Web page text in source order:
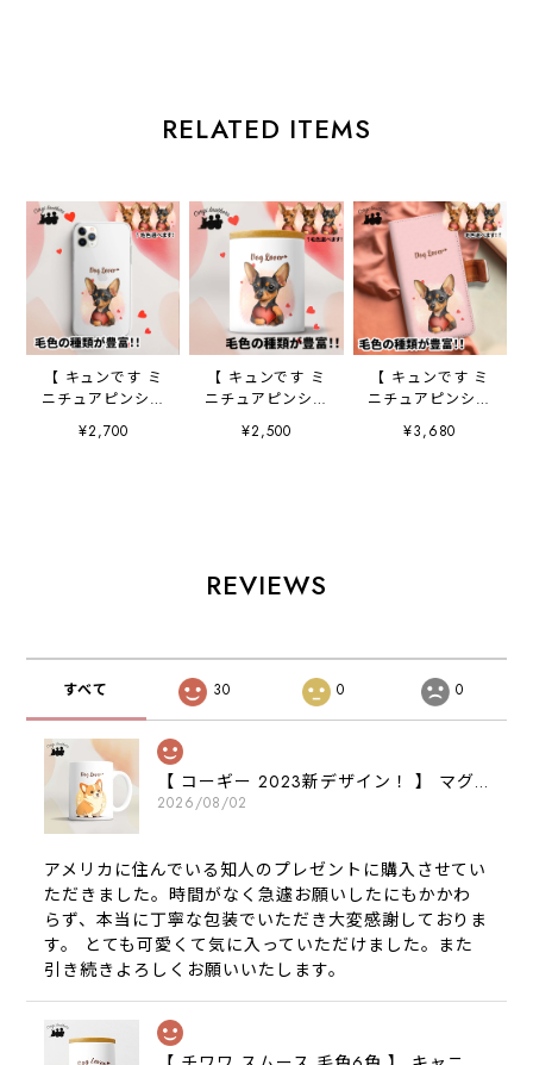
RELATED ITEMS
【 キュンです ミ
ニチュアピンシャ
ー 】 スマホケー
ス クリアソフト
¥2,700
【 キュンです ミ
ニチュアピンシャ
ー 】 キャニスタ
ー 保存容器 お
¥2,500
【 キュンです ミ
ニチュアピンシャ
ー 】 手帳 スマホ
ケース 犬 うち
¥3,680
REVIEWS
すべて 30 0 0
【 コーギー 2023新デザイン！ 】 マグカップ お家用 プレゼント 犬 うちの子 犬グッズ ギフト
2026/08/02
アメリカに住んでいる知人のプレゼントに購入させてい
ただきました。時間がなく急遽お願いしたにもかかわ
らず、本当に丁寧な包装でいただき大変感謝しておりま
す。 とても可愛くて気に入っていただけました。また
引き続きよろしくお願いいたします。